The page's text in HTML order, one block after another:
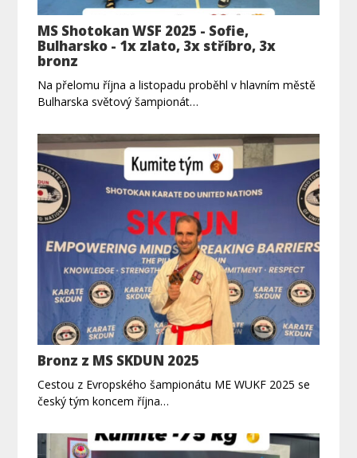
MS Shotokan WSF 2025 - Sofie,
Bulharsko - 1x zlato, 3x stříbro, 3x
bronz
Na přelomu října a listopadu proběhl v hlavním městě
Bulharska světový šampionát…
Bronz z MS SKDUN 2025
Cestou z Evropského šampionátu ME WUKF 2025 se
český tým koncem října…